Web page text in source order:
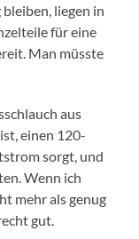
liegen in
für eine
Man müsste
aus
einen 120-
sorgt, und
Wenn ich
mehr als genug
gut.